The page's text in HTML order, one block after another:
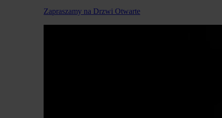
Zapraszamy na Drzwi Otwarte